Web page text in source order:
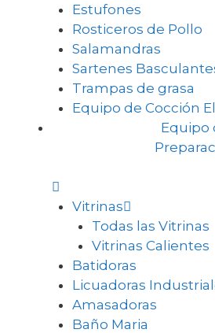
Estufones
Rosticeros de Pollo
Salamandras
Sartenes
Trampas de grasa
Equipo de Cocción
Equipo
Vitrinas
Todas las Vitrinas
Vitrinas Calientes
Batidoras
Licuadoras
Amasadoras
Baño Maria